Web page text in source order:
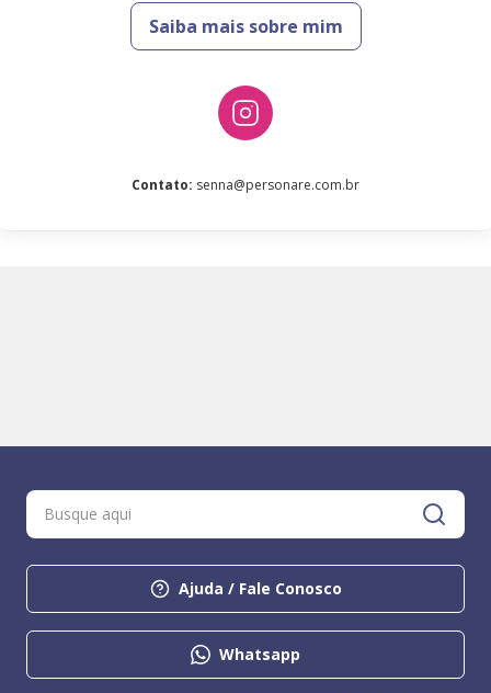
Saiba mais sobre mim
Contato: senna@personare.com.br
Ajuda / Fale Conosco
Whatsapp